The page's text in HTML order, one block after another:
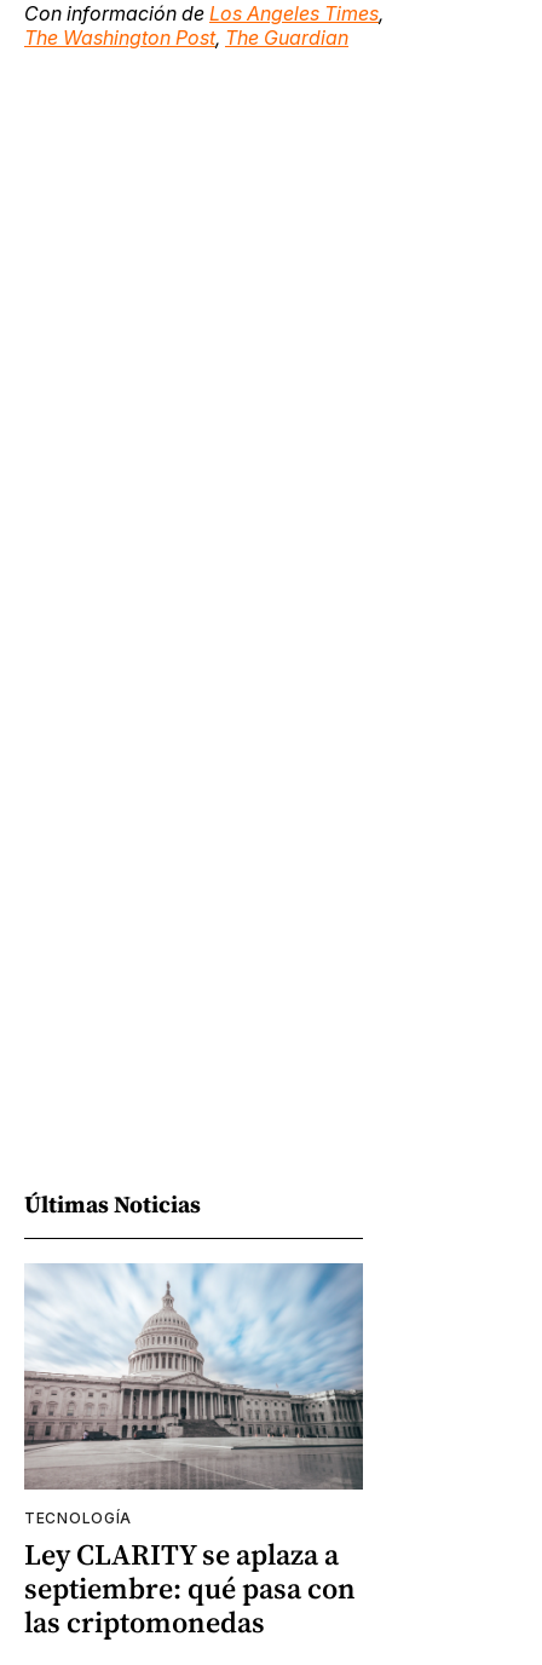
Con información de Los Angeles Times,
The Washington Post, The Guardian
Últimas Noticias
TECNOLOGÍA
Ley CLARITY se aplaza a
septiembre: qué pasa con
las criptomonedas